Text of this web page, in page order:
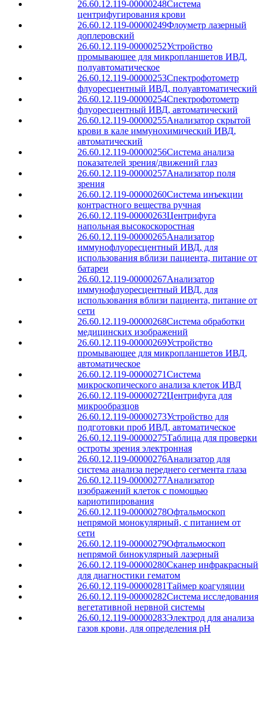
26.60.12.119-00000248Система
центрифугирования крови
26.60.12.119-00000249Флоуметр лазерный
доплеровский
26.60.12.119-00000252Устройство
промывающее для микропланшетов ИВД,
полуавтоматическое
26.60.12.119-00000253Спектрофотометр
флуоресцентный ИВД, полуавтоматический
26.60.12.119-00000254Спектрофотометр
флуоресцентный ИВД, автоматический
26.60.12.119-00000255Анализатор скрытой
крови в кале иммунохимический ИВД,
автоматический
26.60.12.119-00000256Система анализа
показателей зрения/движений глаз
26.60.12.119-00000257Анализатор поля
зрения
26.60.12.119-00000260Система инъекции
контрастного вещества ручная
26.60.12.119-00000263Центрифуга
напольная высокоскоростная
26.60.12.119-00000265Анализатор
иммунофлуоресцентный ИВД, для
использования вблизи пациента, питание от
батареи
26.60.12.119-00000267Анализатор
иммунофлуоресцентный ИВД, для
использования вблизи пациента, питание от
сети
26.60.12.119-00000268Система обработки
медицинских изображений
26.60.12.119-00000269Устройство
промывающее для микропланшетов ИВД,
автоматическое
26.60.12.119-00000271Система
микроскопического анализа клеток ИВД
26.60.12.119-00000272Центрифуга для
микрообразцов
26.60.12.119-00000273Устройство для
подготовки проб ИВД, автоматическое
26.60.12.119-00000275Таблица для проверки
остроты зрения электронная
26.60.12.119-00000276Анализатор для
система анализа переднего сегмента глаза
26.60.12.119-00000277Анализатор
изображений клеток с помощью
кариотипирования
26.60.12.119-00000278Офтальмоскоп
непрямой монокулярный, с питанием от
сети
26.60.12.119-00000279Офтальмоскоп
непрямой бинокулярный лазерный
26.60.12.119-00000280Сканер инфракрасный
для диагностики гематом
26.60.12.119-00000281Таймер коагуляции
26.60.12.119-00000282Система исследования
вегетативной нервной системы
26.60.12.119-00000283Электрод для анализа
газов крови, для определения pH